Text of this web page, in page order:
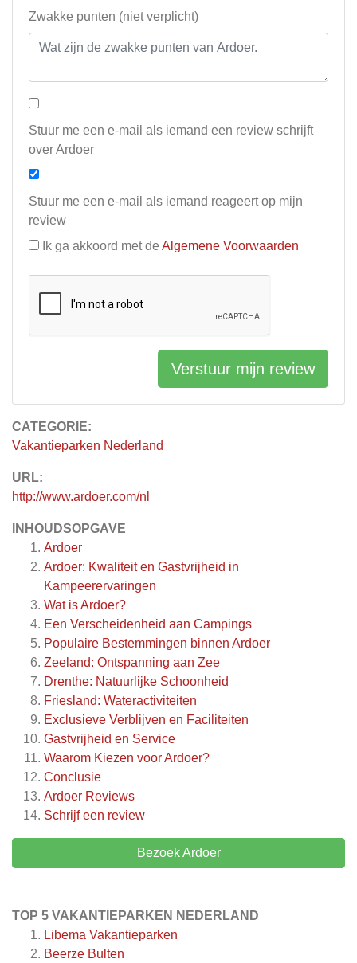
CATEGORIE:
Vakantieparken Nederland
URL:
http://www.ardoer.com/nl
INHOUDSOPGAVE
Ardoer
Ardoer: Kwaliteit en Gastvrijheid in
Kampeerervaringen
Wat is Ardoer?
Een Verscheidenheid aan Campings
Populaire Bestemmingen binnen Ardoer
Zeeland: Ontspanning aan Zee
Drenthe: Natuurlijke Schoonheid
Friesland: Wateractiviteiten
Exclusieve Verblijven en Faciliteiten
Gastvrijheid en Service
Waarom Kiezen voor Ardoer?
Conclusie
Ardoer Reviews
Schrijf een review
Bezoek Ardoer
TOP 5 VAKANTIEPARKEN NEDERLAND
Libema Vakantieparken
Beerze Bulten
Zwakke punten (niet verplicht)
Stuur me een e-mail als iemand een review schrijft
over Ardoer
Stuur me een e-mail als iemand reageert op mijn
review
Ik ga akkoord met de Algemene Voorwaarden
Verstuur mijn review